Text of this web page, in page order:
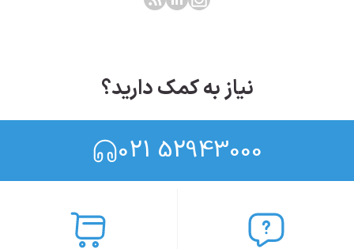
نیاز به کمک دارید؟
021 52943000